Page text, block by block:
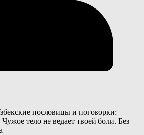
пословицы и поговорки:
тело не ведает твоей боли. Без